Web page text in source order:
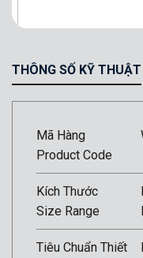
THÔNG SỐ KỸ THUẬT
Mã Hàng
Product Code
Kích Thước
Size Range
Tiêu Chuẩn Thiết